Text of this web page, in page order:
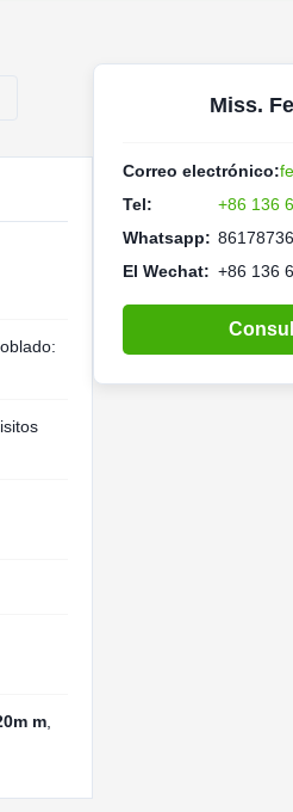
m
Miss.
Correo electrónico:
Tel:
+86 136
Whatsapp:
El Wechat: +86 136